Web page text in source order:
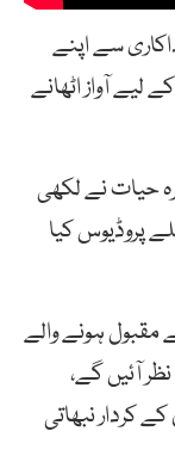
سے اپنے
لیے آواز اٹھانے
حیات نے لکھی
پروڈیوس کیا
مقبول ہونے والے
آئیں گے،
کردار نبھاتی